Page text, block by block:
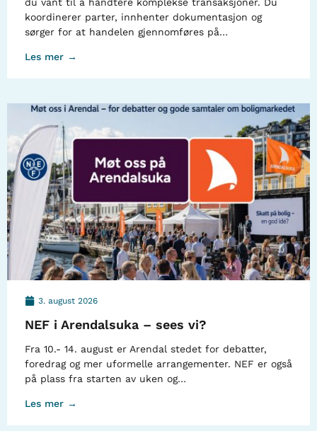
koordinerer parter, innhenter dokumentasjon og
sørger for at handelen gjennomføres på…
Les mer →
3. august 2026
NEF i Arendalsuka – sees vi?
Fra 10.- 14. august er Arendal stedet for debatter,
foredrag og mer uformelle arrangementer. NEF er også
på plass fra starten av uken og…
Les mer →